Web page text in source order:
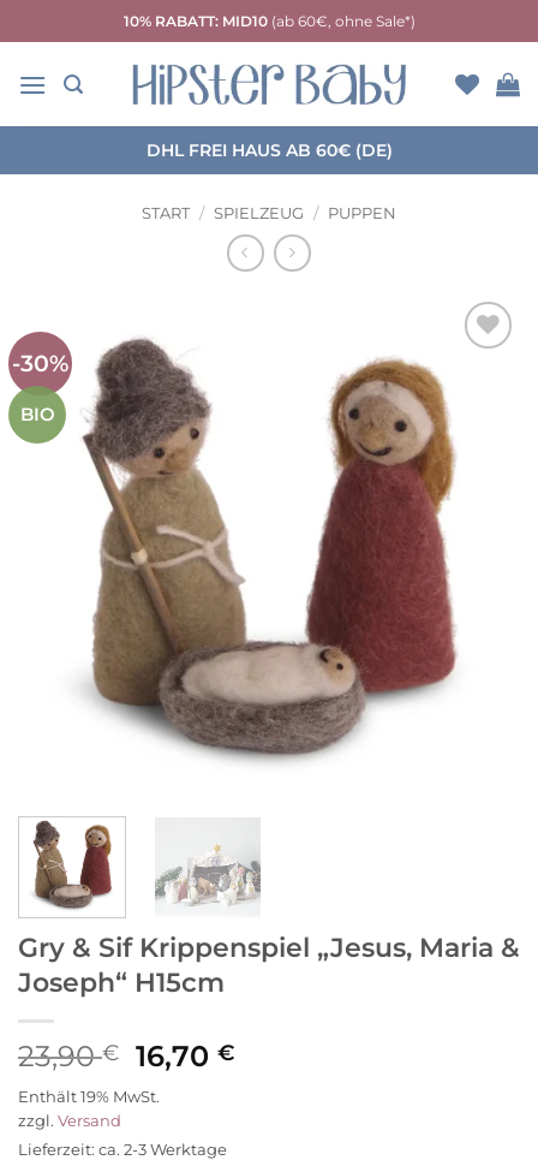
Inhalt
springen
10% RABATT: MID10(ab 60€, ohne Sale*)
DHL FREI HAUS AB 60€ (DE)
START / SPIELZEUG / PUPPEN
-30%
BIO
Auf die
Wunschliste
Gry & Sif Krippenspiel „Jesus, Maria &
Joseph“ H15cm
23,90€
Ursprünglicher
Preis
war:
23,90 €
16,70€Aktueller
Enthält 19% MwSt.
zzgl. Versand
Lieferzeit: ca. 2-3 Werktage